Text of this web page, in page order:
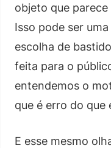
objeto que
Isso pode ser
escolha de
feita para o
entendemos o
que é erro do que
E esse mesmo